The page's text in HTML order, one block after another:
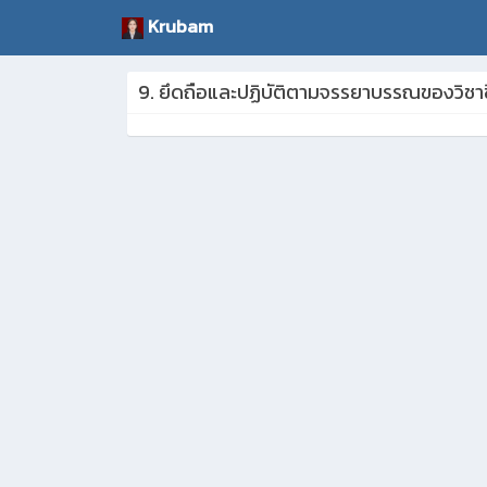
Krubam
9. ยึดถือและปฏิบัติตามจรรยาบรรณของวิช